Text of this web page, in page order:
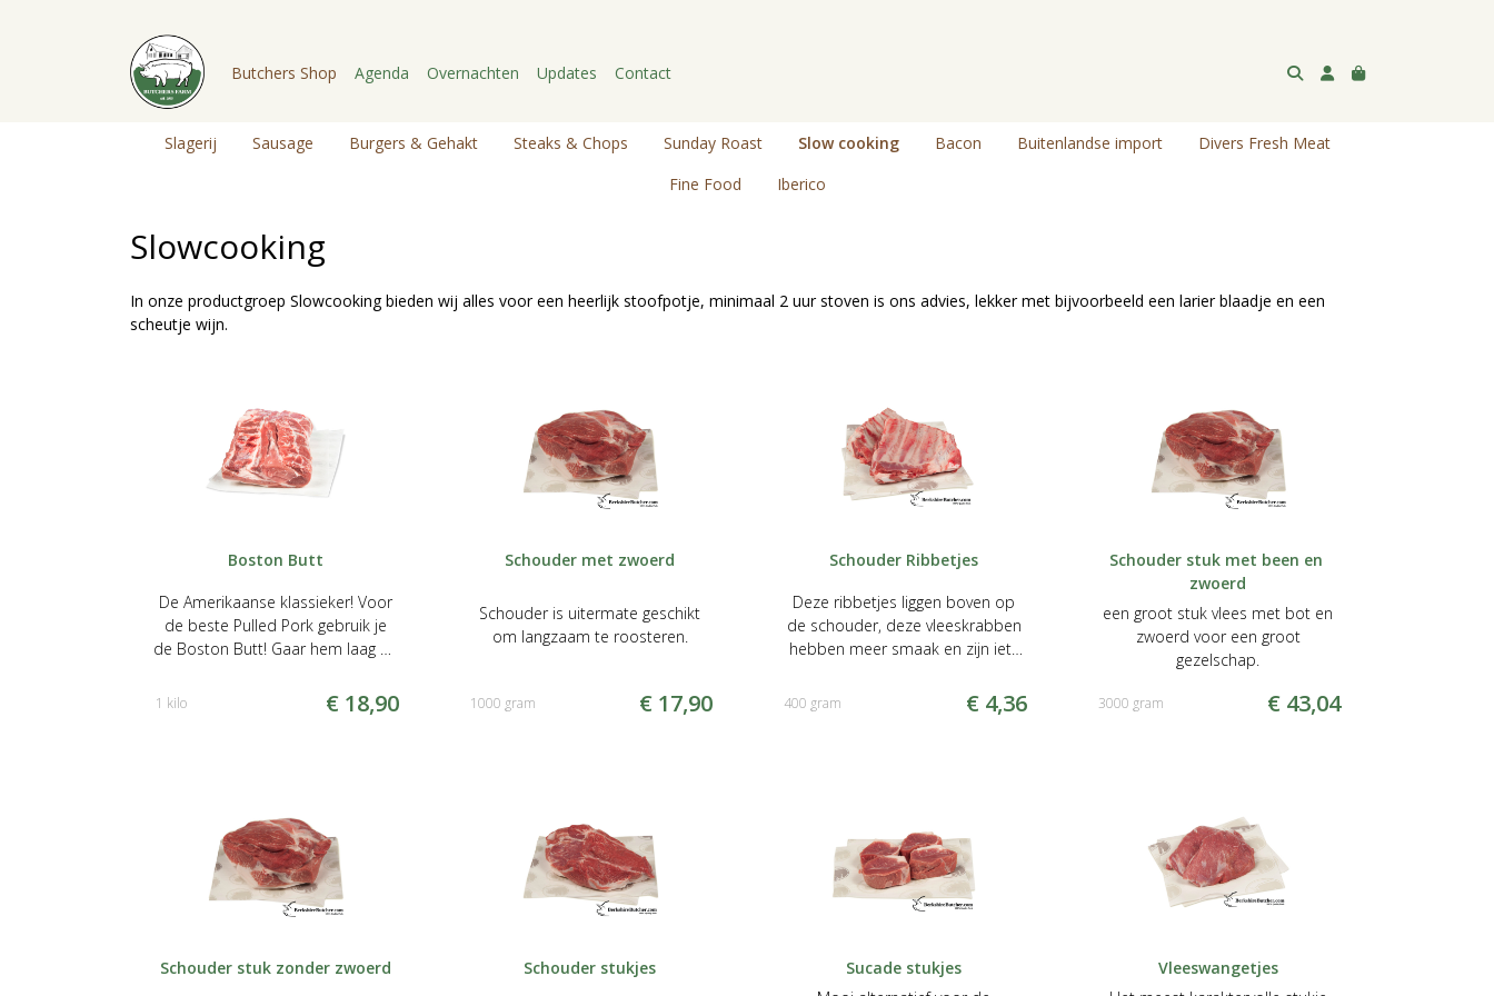
Butchers Shop Agenda Overnachten Updates Contact
Slagerij Sausage Burgers & Gehakt Steaks & Chops Sunday Roast Slow cooking Bacon Buitenlandse import
Divers Fresh Meat
Fine Food
Iberico
Slowcooking
In onze productgroep Slowcooking bieden wij alles voor een heerlijk stoofpotje, minimaal 2 uur stoven is ons advies, lekker met bijvoorbeeld een larier blaadje en een
scheutje wijn.
Boston Butt
De Amerikaanse klassieker! Voor
de beste Pulled Pork gebruik je
de Boston Butt! Gaar hem laag en
€ 18,90
1 kilo
Schouder met zwoerd
Schouder is uitermate geschikt
om langzaam te roosteren.
€ 17,90
1000 gram
Schouder Ribbetjes
Deze ribbetjes liggen boven op
de schouder, deze vleeskrabben
hebben meer smaak en zijn iets
gebruikelijke spare rib€ 4,36
400 gram
Schouder stuk met been en
zwoerd
een groot stuk vlees met bot en
zwoerd voor een groot
gezelschap.
€ 43,04
3000 gram
Schouder stuk zonder zwoerd Schouder stukjes
Sucade stukjes
Vleeswangetjes